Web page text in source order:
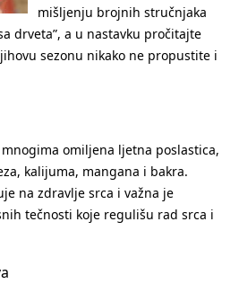
mišljenju brojnih stručnjaka
drveta”, a u nastavku pročitajte
sezonu nikako ne propustite i
omiljena ljetna poslastica,
kalijuma, mangana i bakra.
na zdravlje srca i važna je
tečnosti koje regulišu rad srca i